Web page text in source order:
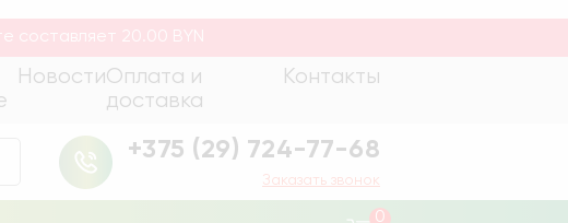
составляет 20.00 BYN
НовостиОплата и
доставка
Контакты
+375 (29) 724-77-68
Заказать звонок
0